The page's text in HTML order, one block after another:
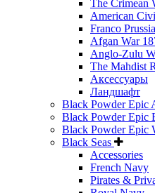
The Crimean
American
Franco
Afgan War
Anglo-Zulu
The Mahdist
Аксессуары
Ландшафт
Black Powder Epic
Black Powder Epic
Black Powder Epic
Black Seas
Accessories
French Navy
Pirates &